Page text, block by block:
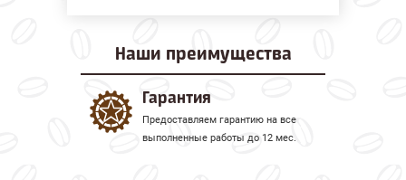
Наши преимущества
Гарантия
Предоставляем гарантию на все
выполненные работы до 12 мес.